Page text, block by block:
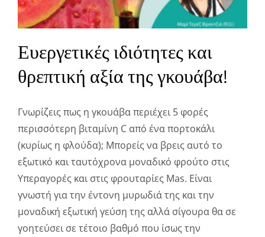
Ευεργετικές ιδιότητες και
θρεπτική αξία της γκουάβα!
Γνωρίζεις πως η γκουάβα περιέχει 5 φορές
περισσότερη βιταμίνη C από ένα πορτοκάλι
(κυρίως η φλούδα); Μπορείς να βρεις αυτό το
εξωτικό και ταυτόχρονα μοναδικό φρούτο στις
Υπεραγορές και στις φρουταρίες Mas. Είναι
γνωστή για την έντονη μυρωδιά της και την
μοναδική εξωτική γεύση της αλλά σίγουρα θα σε
γοητεύσει σε τέτοιο βαθμό που ίσως την